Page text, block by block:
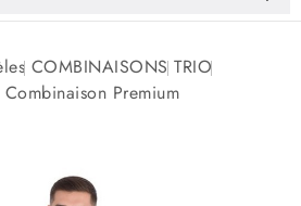
COMBINAISONS TRIO
Combinaison Premium